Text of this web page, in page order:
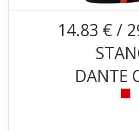
14.83 € /
DANTE